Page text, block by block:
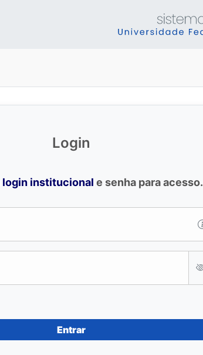
Login
login institucional e senha para acesso.
Entrar